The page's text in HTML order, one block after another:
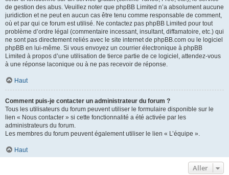
de gestion des abus. Veuillez noter que phpBB Limited n’a absolument aucune
juridiction et ne peut en aucun cas être tenu comme responsable de comment,
où et par qui ce forum est utilisé. Ne contactez pas phpBB Limited pour tout
problème d’ordre légal (commentaire incessant, insultant, diffamatoire, etc.) qui
ne sont pas directement reliés avec le site internet de phpBB.com ou le logiciel
phpBB en lui-même. Si vous envoyez un courrier électronique à phpBB
Limited à propos d’une utilisation de tierce partie de ce logiciel, attendez-vous
à une réponse laconique ou à ne pas recevoir de réponse.
Haut
Comment puis-je contacter un administrateur du forum ?
Tous les utilisateurs du forum peuvent utiliser le formulaire disponible sur le
lien « Nous contacter » si cette fonctionnalité a été activée par les
administrateurs du forum.
Les membres du forum peuvent également utiliser le lien « L’équipe ».
Haut
Aller